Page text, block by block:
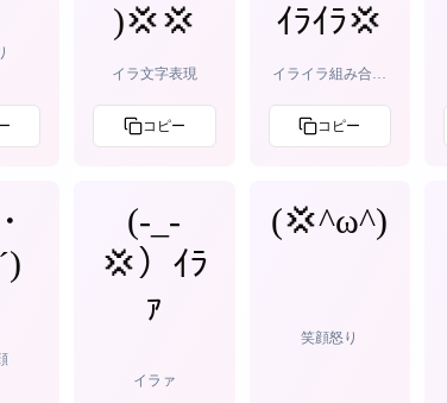
)💢💢
イラ文字表現
コピー
ｲﾗｲﾗ‪💢
イライラ組み合わ
コピー
(-_-
💢）ｲﾗ
ｧ
イラァ
(💢^ω^)︎︎
笑顔怒り